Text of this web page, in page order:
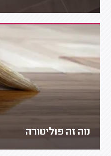
מה זה פוליטורה